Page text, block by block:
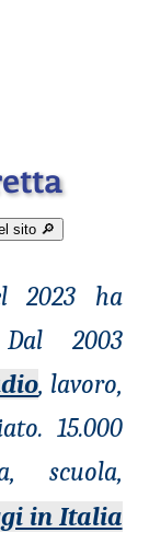
sito 🔎︎
2023 ha
2003
, lavoro,
15.000
scuola,
in Italia